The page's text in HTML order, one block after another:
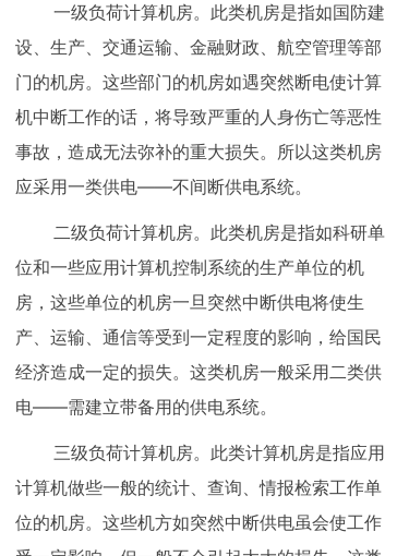
一级负荷计算机房。此类机房是指如国防建
设、生产、交通运输、金融财政、航空管理等部
门的机房。这些部门的机房如遇突然断电使计算
机中断工作的话，将导致严重的人身伤亡等恶性
事故，造成无法弥补的重大损失。所以这类机房
应采用一类供电——不间断供电系统。
二级负荷计算机房。此类机房是指如科研单
位和一些应用计算机控制系统的生产单位的机
房，这些单位的机房一旦突然中断供电将使生
产、运输、通信等受到一定程度的影响，给国民
经济造成一定的损失。这类机房一般采用二类供
电——需建立带备用的供电系统。
三级负荷计算机房。此类计算机房是指应用
计算机做些一般的统计、查询、情报检索工作单
位的机房。这些机方如突然中断供电虽会使工作